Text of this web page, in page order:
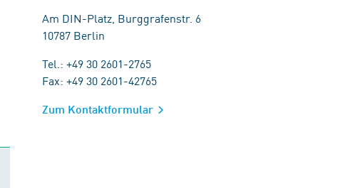
Am DIN-Platz, Burggrafenstr. 6
10787 Berlin
Tel.: +49 30 2601-2765
Fax: +49 30 2601-42765
Zum Kontaktformular